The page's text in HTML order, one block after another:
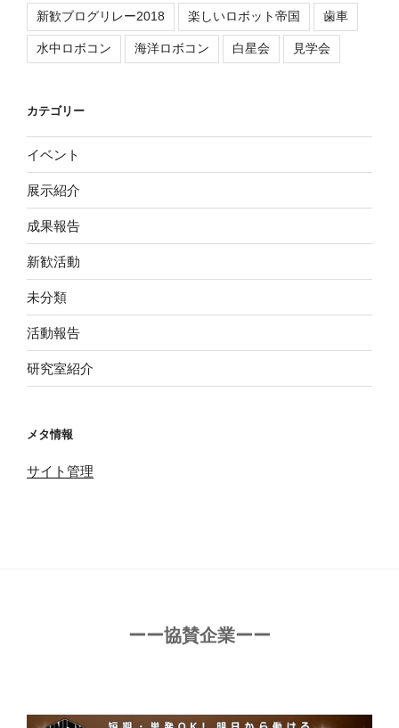
新歓ブログリレー2018 楽しいロボット帝国 歯車
水中ロボコン 海洋ロボコン 白星会 見学会
カテゴリー
イベント
展示紹介
成果報告
新歓活動
未分類
活動報告
研究室紹介
メタ情報
サイト管理
ーー協賛企業ーー